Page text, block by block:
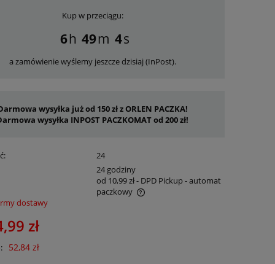
Kup w przeciągu:
6 49 4
a zamówienie wyślemy jeszcze dzisiaj (InPost).
wysyłka już od 150 zł z ORLEN PACZKA!
wysyłka INPOST PACZKOMAT od 200 zł!
24
24 godziny
od 10,99 zł- DPD Pickup - automat
paczkowy
nie zawiera ewentualnych kosztów
dostawy
zł
52,84 zł